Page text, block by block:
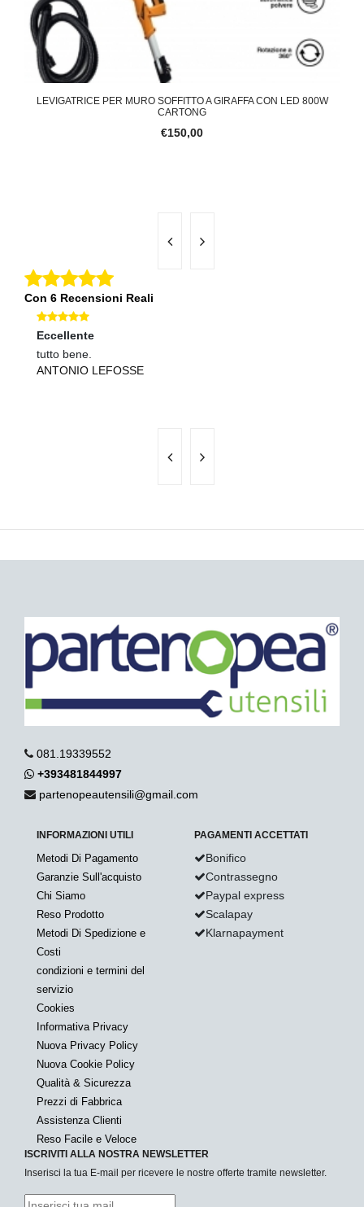
LEVIGATRICE PER MURO SOFFITTO A GIRAFFA CON LED 800W
CARTONG
€150,00
Con 6 Recensioni Reali
Eccellente
tutto bene.
ANTONIO LEFOSSE
081.19339552
+393481844997
partenopeautensili@gmail.com
INFORMAZIONI UTILI
Metodi Di Pagamento
Garanzie Sull'acquisto
Chi Siamo
Reso Prodotto
Metodi Di Spedizione e
Costi
condizioni e termini del
servizio
Cookies
Informativa Privacy
Nuova Privacy Policy
Nuova Cookie Policy
Qualità & Sicurezza
Prezzi di Fabbrica
Assistenza Clienti
Reso Facile e Veloce
PAGAMENTI ACCETTATI
Bonifico
Contrassegno
Paypal express
Scalapay
Klarnapayment
ISCRIVITI ALLA NOSTRA NEWSLETTER
Inserisci la tua E-mail per ricevere le nostre offerte tramite newsletter.